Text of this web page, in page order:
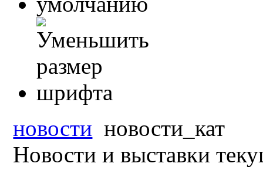
новости новости_кат
Новости и выставки